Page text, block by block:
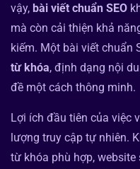
vậy, bài viết chuẩn SEO
mà còn cải thiện khả
kiếm. Một bài viết chuẩn
từ khóa, định dạng nội
đề một cách thông minh.
Lợi ích đầu tiên của việc
lượng truy cập tự nhiên.
từ khóa phù hợp,